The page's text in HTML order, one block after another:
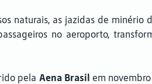
naturais, as jazidas de
no aeroporto,
pela Aena Brasil em